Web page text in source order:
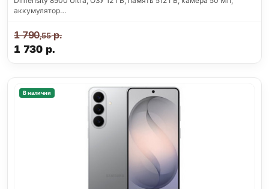
аккумулятор…
1 730 р.
1 790,55р.
В наличии